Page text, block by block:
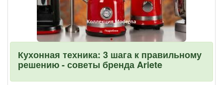
Кухонная техника: 3 шага к правильному
решению - советы бренда Ariete